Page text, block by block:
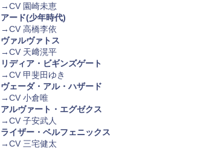
→CV 園崎未恵
アード(少年時代)
→CV 高橋李依
ヴァルヴァトス
→CV 天﨑滉平
リディア・ビギンズゲート
→CV 甲斐田ゆき
ヴェーダ・アル・ハザード
→CV 小倉唯
アルヴァート・エグゼクス
→CV 子安武人
ライザー・ベルフェニックス
→CV 三宅健太